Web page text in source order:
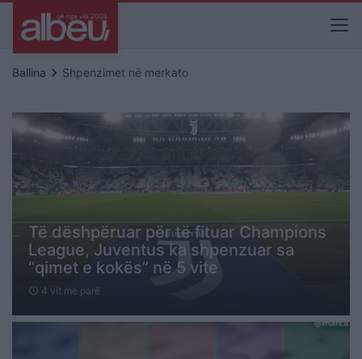
Ballina keyboard_arrow_right Shpenzimet në merkato
Të dëshpëruar për të fituar Champions
League, Juventus ka shpenzuar sa
“qimet e kokës” në 5 vite
schedule 4 vit me parë